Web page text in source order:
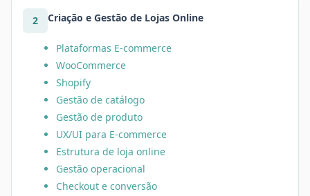
2 Criação e Gestão de Lojas Online
Plataformas E-commerce
WooCommerce
Shopify
Gestão de catálogo
Gestão de produto
UX/UI para E-commerce
Estrutura de loja online
Gestão operacional
Checkout e conversão